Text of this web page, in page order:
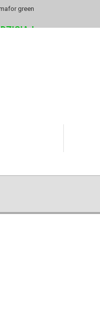
DZISIAJ